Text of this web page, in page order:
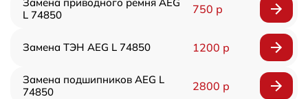
L 74850
750 р
Замена ТЭН AEG L 74850 1200 р
Замена подшипников AEG L
74850
2800 р